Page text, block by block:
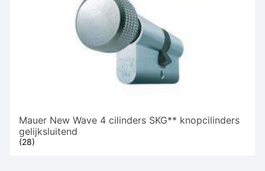
Mauer New Wave 4 cilinders SKG** knopcilinders
gelijksluitend
(28)